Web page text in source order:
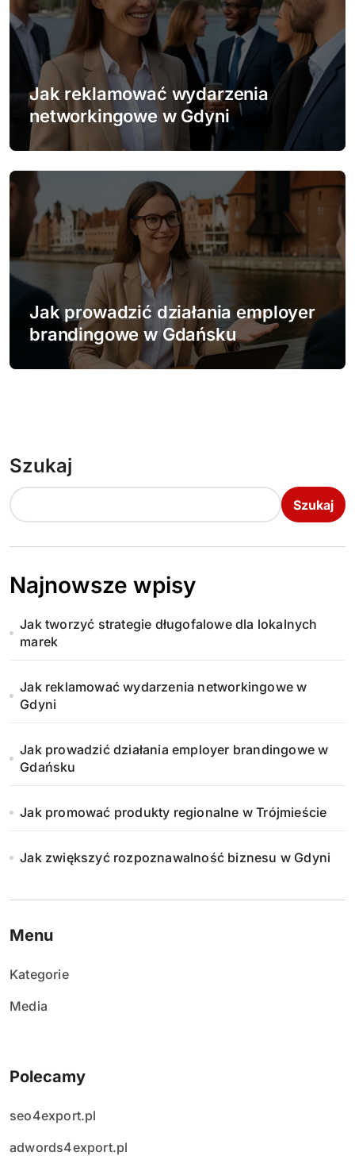
Jak reklamować wydarzenia
networkingowe w Gdyni
Jak prowadzić działania employer
brandingowe w Gdańsku
Szukaj
Szukaj
Najnowsze wpisy
Jak tworzyć strategie długofalowe dla lokalnych
marek
Jak reklamować wydarzenia networkingowe w
Gdyni
Jak prowadzić działania employer brandingowe w
Gdańsku
Jak promować produkty regionalne w Trójmieście
Jak zwiększyć rozpoznawalność biznesu w Gdyni
Menu
Kategorie
Media
Polecamy
seo4export.pl
adwords4export.pl